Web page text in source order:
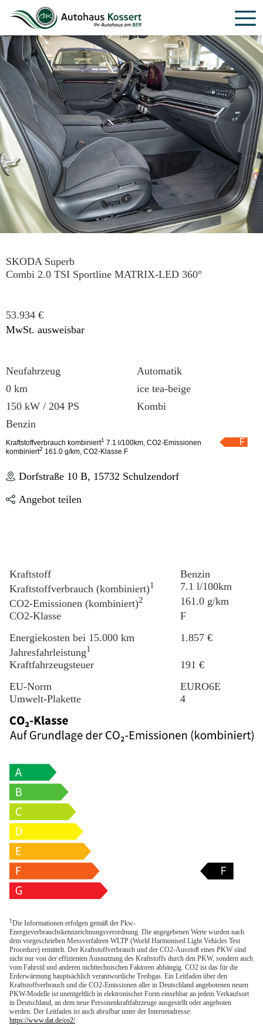
SKODA Superb
Combi 2.0 TSI Sportline MATRIX-LED 360°
53.934 €
MwSt. ausweisbar
Neufahrzeug
0 km
150 kW / 204 PS
Benzin
Automatik
ice tea-beige
Kombi
Kraftstoffverbrauch kombiniert1 7.1 l/100km, CO2-Emissionen
kombiniert2 161.0 g/km, CO2-Klasse F
Dorfstraße 10 B, 15732 Schulzendorf
Angebot teilen
Kraftstoff
Benzin
Kraftstoffverbrauch (kombiniert)1
7.1 l/100km
CO2-Emissionen (kombiniert)2
161.0 g/km
CO2-Klasse
F
Energiekosten bei 15.000 km
Jahresfahrleistung1
1.857 €
Kraftfahrzeugsteuer
191 €
EU-Norm
EURO6E
Umwelt-Plakette
4
1Die Informationen erfolgen gemäß der Pkw-
Energieverbrauchskennzeichnungsverordnung. Die angegebenen Werte wurden nach
dem vorgeschrieben Messverfahren WLTP (World Harmonised Light Vehicles Test
Procedure) ermittelt. Der Kraftstoffverbrauch und der CO2-Ausstoß eines PKW sind
nicht nur von der effizienten Ausnutzung des Kraftstoffs durch den PKW, sondern auch
vom Fahrstil und anderen nichttechnischen Faktoren abhängig. CO2 ist das für die
Erderwärmung hauptsächlich verantwortliche Treibgas. Ein Leitfaden über den
Kraftstoffverbrauch und die CO2-Emissionen aller in Deutschland angebotenen neuen
PKW-Modelle ist unentgeltlich in elektronischer Form einsehbar an jedem Verkaufsort
in Deutschland, an dem neue Personenkraftfahrzeuge ausgestellt oder angeboten
werden. Der Leitfaden ist auch abrufbar unter der Internetadresse:
https://www.dat.de/co2/.